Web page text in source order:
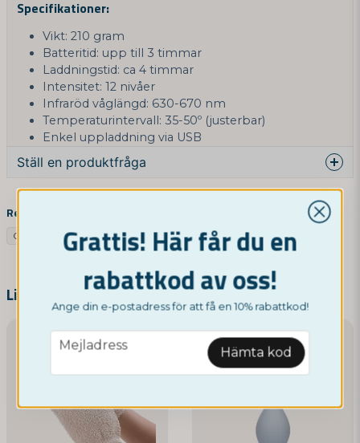
Liknande produkter
Specifikationer:
Vikt: 210 gram
Batteritid: upp till 3 timmar
Laddningstid: ca 4 timmar
Intensitet: 12 nivåer
Infraröd våglängd: 630-670 nm
Temperaturintervall: 35-50º (justerbar)
Enkel uppladdning via USB
Ställ en produktfråga
Mejladress
Ja, ni får publicera min fråga
Relaterade kategorier
Google SV Google NO Övrigt Google UK
Grattis! Här får du en
rabattkod av oss!
Ange din e-postadress för att få en 10% rabattkod!
email
Mejladress Hämta kod